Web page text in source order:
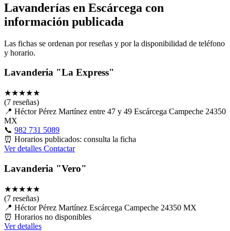
Lavanderías en Escárcega con
información publicada
Las fichas se ordenan por reseñas y por la disponibilidad de teléfono
y horario.
Lavanderia "La Express"
★★★★★
(7 reseñas)
📍 Héctor Pérez Martínez entre 47 y 49 Escárcega Campeche 24350
MX
📞 982 731 5089
⏰ Horarios publicados: consulta la ficha
Ver detalles Contactar
Lavanderia "Vero"
★★★★★
(7 reseñas)
📍 Héctor Pérez Martínez Escárcega Campeche 24350 MX
⏰ Horarios no disponibles
Ver detalles